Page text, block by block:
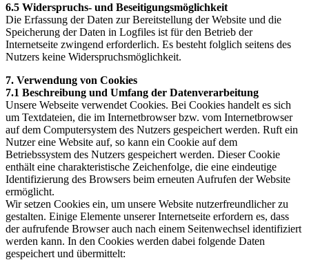
6.5 Widerspruchs- und Beseitigungsmöglichkeit
Die Erfassung der Daten zur Bereitstellung der Website und die
Speicherung der Daten in Logfiles ist für den Betrieb der
Internetseite zwingend erforderlich. Es besteht folglich seitens des
Nutzers keine Widerspruchsmöglichkeit.
7. Verwendung von Cookies
7.1 Beschreibung und Umfang der Datenverarbeitung
Unsere Webseite verwendet Cookies. Bei Cookies handelt es sich
um Textdateien, die im Internetbrowser bzw. vom Internetbrowser
auf dem Computersystem des Nutzers gespeichert werden. Ruft ein
Nutzer eine Website auf, so kann ein Cookie auf dem
Betriebssystem des Nutzers gespeichert werden. Dieser Cookie
enthält eine charakteristische Zeichenfolge, die eine eindeutige
Identifizierung des Browsers beim erneuten Aufrufen der Website
ermöglicht.
Wir setzen Cookies ein, um unsere Website nutzerfreundlicher zu
gestalten. Einige Elemente unserer Internetseite erfordern es, dass
der aufrufende Browser auch nach einem Seitenwechsel identifiziert
werden kann. In den Cookies werden dabei folgende Daten
gespeichert und übermittelt: